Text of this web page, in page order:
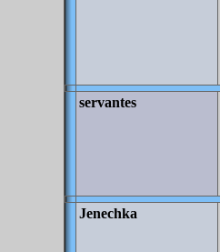
servantes
Jenechka